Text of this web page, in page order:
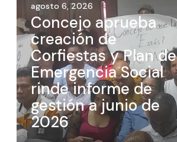
agosto 6, 2026
Concejo aprueba
creación de
Corfiestas y Plan de
Emergencia Social
rinde informe de
gestión a junio de
2026